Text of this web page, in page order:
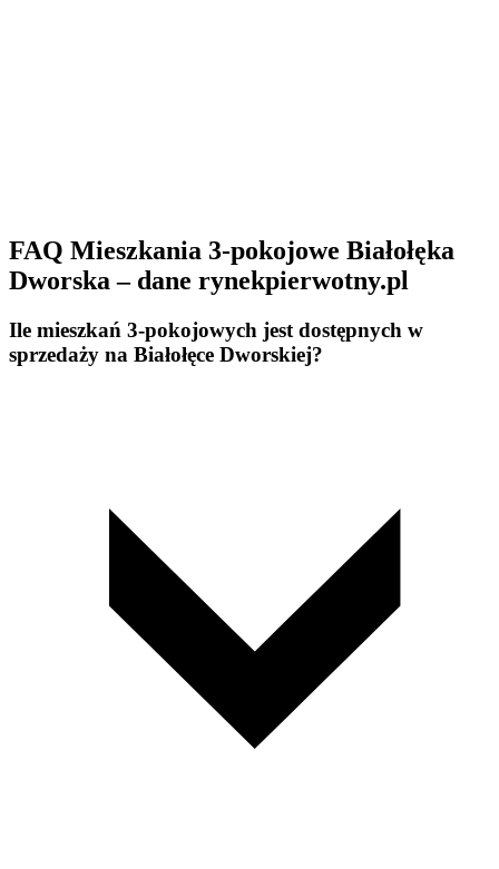
FAQ Mieszkania 3-pokojowe Białołęka
Dworska – dane rynekpierwotny.pl
Ile mieszkań 3-pokojowych jest dostępnych w
sprzedaży na Białołęce Dworskiej?